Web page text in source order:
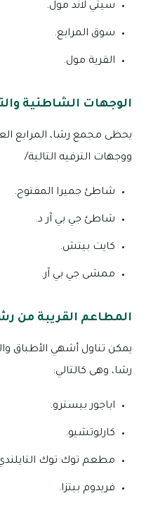
سيتي لاند مول.
سوق المرابع.
القرية مول.
الوجهات الشاطئية
ووجهات الترفيه التالية/
شاطئ جميرا المفتوح.
شاطئ جي بي آر د.
كايت بيتش.
ممشى جي بي آر.
المطاعم القريبة من
يمكن تناول أشهي الأطباق
رشا، وهى كالتالي:
اباجور بيسترو.
كارلوتشيو.
مطعم توك توك
فريدوم بيتزا.